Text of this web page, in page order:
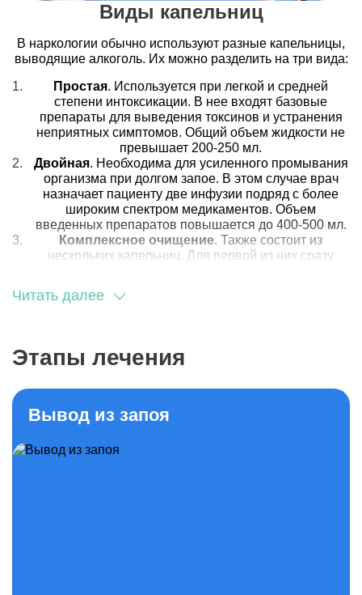
Виды капельниц
В наркологии обычно используют разные капельницы,
выводящие алкоголь. Их можно разделить на три вида:
Простая. Используется при легкой и средней
степени интоксикации. В нее входят базовые
препараты для выведения токсинов и устранения
неприятных симптомов. Общий объем жидкости не
превышает 200-250 мл.
Двойная. Необходима для усиленного промывания
организма при долгом запое. В этом случае врач
назначает пациенту две инфузии подряд с более
широким спектром медикаментов. Объем
введенных препаратов повышается до 400-500 мл.
Комплексное очищение. Также состоит из
нескольких капельниц. Для первой из них сразу
ставятся капельницы по 250 мл с расширенным
препаратов станет очень большим стрессом для
Какие именно инфузионные растворы и лекарственные
средства использовать решает только врач. Он
совместимости медикаментов. При тяжелых формах
Читать далее
Этапы лечения
Вывод из запоя